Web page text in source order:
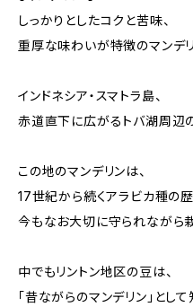
しっかりとしたコクと苦味、
重厚な味わいが特徴のマンデリ
インドネシア・スマトラ島、
赤道直下に広がるトバ湖周辺
この地のマンデリンは、
17世紀から続くアラビカ種の
今もなお大切に守られながら
中でもリントン地区の豆は、
「昔ながらのマンデリン」として